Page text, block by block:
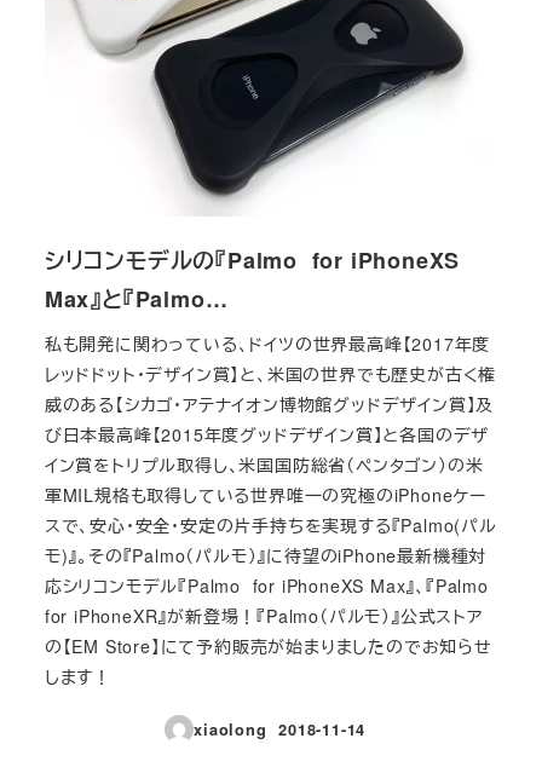
シリコンモデルの『Palmo for iPhoneXS
Max』と『Palmo…
私も開発に関わっている、ドイツの世界最高峰【2017年度
レッドドット・デザイン賞】と、米国の世界でも歴史が古く権
威のある【シカゴ・アテナイオン博物館グッドデザイン賞】及
び日本最高峰【2015年度グッドデザイン賞】と各国のデザ
イン賞をトリプル取得し、米国国防総省（ペンタゴン）の米
軍MIL規格も取得している世界唯一の究極のiPhoneケー
スで、安心・安全・安定の片手持ちを実現する『Palmo(パル
モ)』。その『Palmo（パルモ）』に待望のiPhone最新機種対
応シリコンモデル『Palmo for iPhoneXS Max』、『Palmo
for iPhoneXR』が新登場！『Palmo（パルモ）』公式ストア
の【EM Store】にて予約販売が始まりましたのでお知らせ
します！
xiaolong
投稿日
2018-11-14